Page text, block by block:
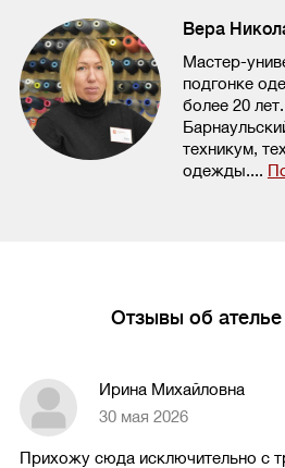
Вера
Мастер-
подгонке
более 20
техникум,
одежды....
Отзывы об
Ирина Михайловна
30 мая 2026
Прихожу сюда исключительно с